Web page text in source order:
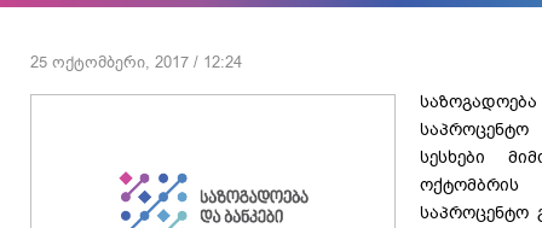
25 ოქტომბერი, 2017 / 12:24
სესხები
საპროცენტო